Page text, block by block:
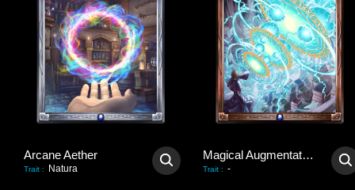
Arcane Aether
Trait : Natura
Magical Augmentation
Trait : -